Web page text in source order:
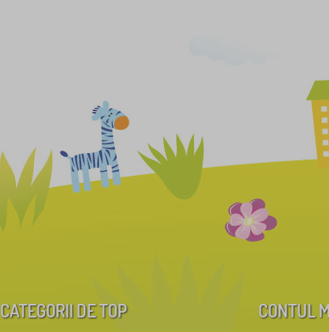
CATEGORII DE TOP CONTUL